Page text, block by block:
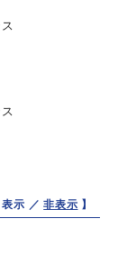
表示 ／非表示 】